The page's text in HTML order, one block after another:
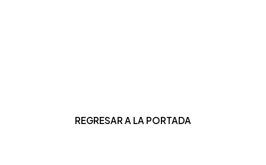
REGRESAR A LA PORTADA